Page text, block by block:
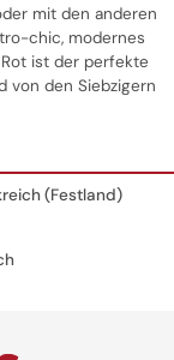
mit den anderen
chic, modernes
ist der perfekte
von den Siebzigern
(Festland)